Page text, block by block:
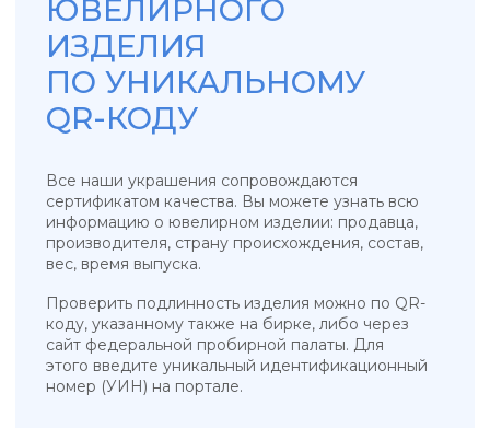
УКРАШЕНИЯ, ЗАРЯЖЕННЫЕ ЭНЕРГИЕЙ
НЕБА, СОЛНЦА И МОРЯ